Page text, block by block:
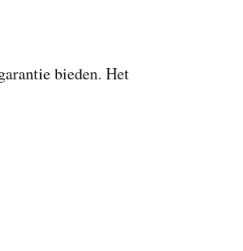
bieden. Het